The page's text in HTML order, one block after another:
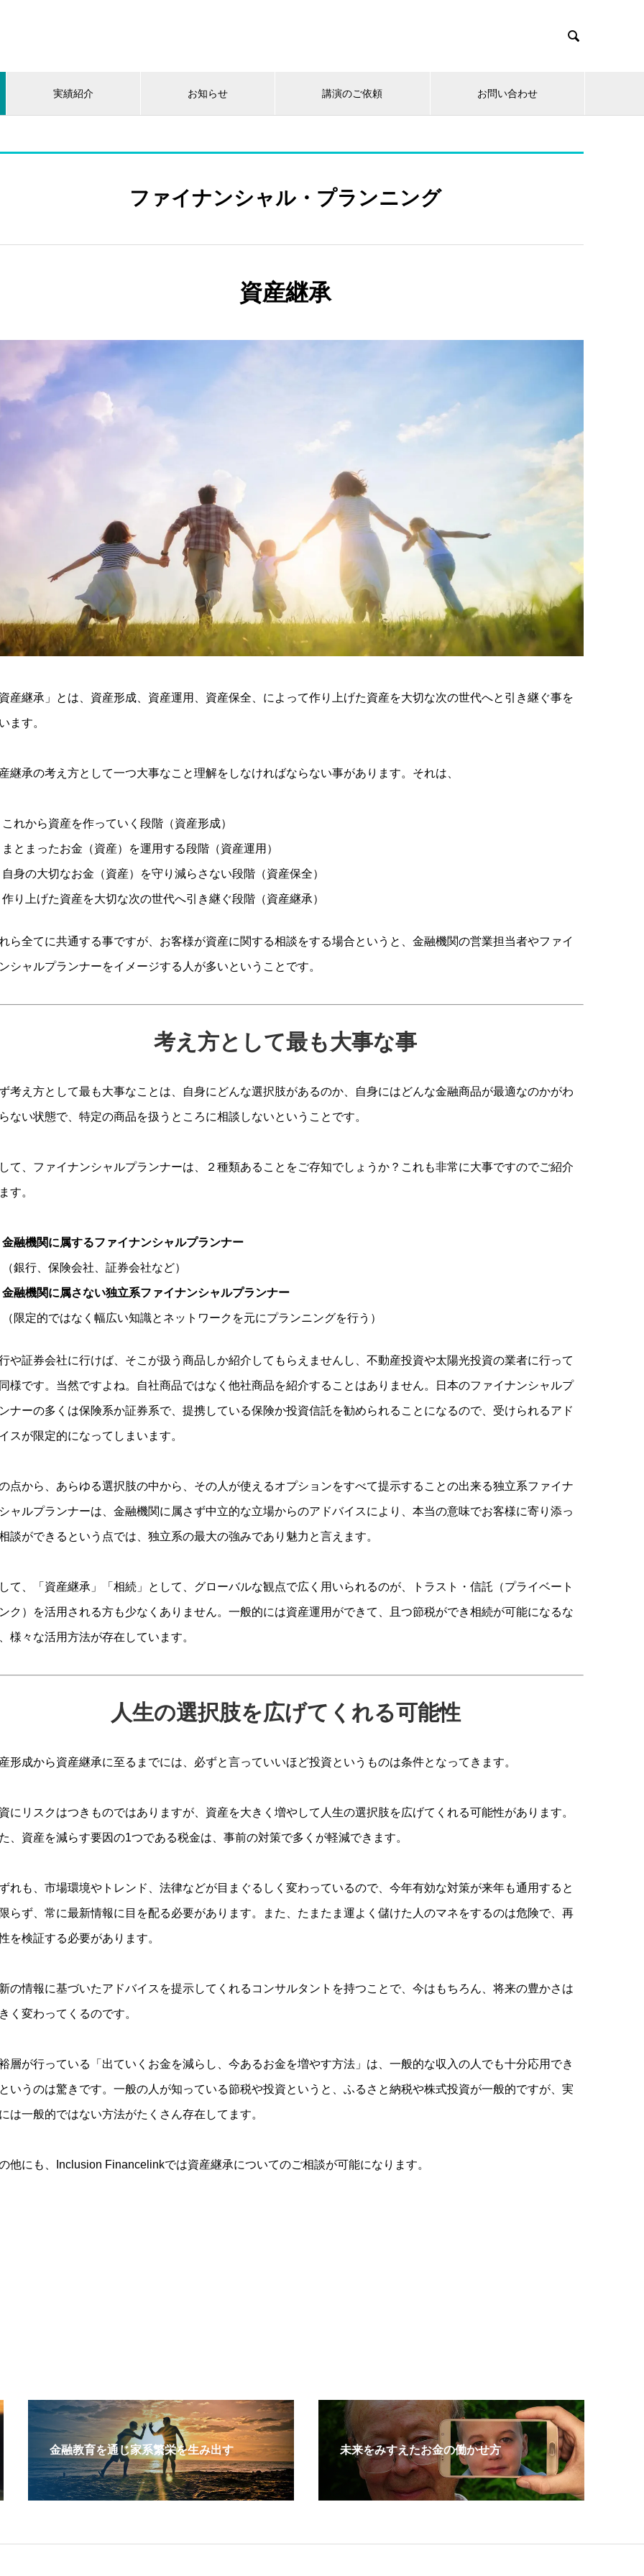

実績紹介 お知らせ 講演のご依頼 お問い合わせ
ファイナンシャル・プランニング
資産継承
資産継承」とは、資産形成、資産運用、資産保全、によって作り上げた資産を大切な次の世代へと引き継ぐ事を
ます。
継承の考え方として一つ大事なこと理解をしなければならない事があります。それは、
これから資産を作っていく段階（資産形成）
まとまったお金（資産）を運用する段階（資産運用）
自身の大切なお金（資産）を守り減らさない段階（資産保全）
作り上げた資産を大切な次の世代へ引き継ぐ段階（資産継承）
ら全てに共通する事ですが、お客様が資産に関する相談をする場合というと、金融機関の営業担当者やファイ
シャルプランナーをイメージする人が多いということです。
考え方として最も大事な事
考え方として最も大事なことは、自身にどんな選択肢があるのか、自身にはどんな金融商品が最適なのかがわ
ない状態で、特定の商品を扱うところに相談しないということです。
て、ファイナンシャルプランナーは、２種類あることをご存知でしょうか？これも非常に大事ですのでご紹介
す。
金融機関に属するファイナンシャルプランナー
（銀行、保険会社、証券会社など）
金融機関に属さない独立系ファイナンシャルプランナー
（限定的ではなく幅広い知識とネットワークを元にプランニングを行う）
や証券会社に行けば、そこが扱う商品しか紹介してもらえませんし、不動産投資や太陽光投資の業者に行って
様です。当然ですよね。自社商品ではなく他社商品を紹介することはありません。日本のファイナンシャルプ
ナーの多くは保険系か証券系で、提携している保険か投資信託を勧められることになるので、受けられるアド
スが限定的になってしまいます。
点から、あらゆる選択肢の中から、その人が使えるオプションをすべて提示することの出来る独立系ファイナ
ャルプランナーは、金融機関に属さず中立的な立場からのアドバイスにより、本当の意味でお客様に寄り添っ
談ができるという点では、独立系の最大の強みであり魅力と言えます。
て、「資産継承」「相続」として、グローバルな観点で広く用いられるのが、トラスト・信託（プライベート
ク）を活用される方も少なくありません。一般的には資産運用ができて、且つ節税ができ相続が可能になるな
様々な活用方法が存在しています。
人生の選択肢を広げてくれる可能性
形成から資産継承に至るまでには、必ずと言っていいほど投資というものは条件となってきます。
にリスクはつきものではありますが、資産を大きく増やして人生の選択肢を広げてくれる可能性があります。
、資産を減らす要因の1つである税金は、事前の対策で多くが軽減できます。
れも、市場環境やトレンド、法律などが目まぐるしく変わっているので、今年有効な対策が来年も通用すると
らず、常に最新情報に目を配る必要があります。また、たまたま運よく儲けた人のマネをするのは危険で、再
を検証する必要があります。
の情報に基づいたアドバイスを提示してくれるコンサルタントを持つことで、今はもちろん、将来の豊かさは
く変わってくるのです。
層が行っている「出ていくお金を減らし、今あるお金を増やす方法」は、一般的な収入の人でも十分応用でき
いうのは驚きです。一般の人が知っている節税や投資というと、ふるさと納税や株式投資が一般的ですが、実
は一般的ではない方法がたくさん存在してます。
他にも、Inclusion Financelinkでは資産継承についてのご相談が可能になります。
金融教育を通じ家系繁栄を生み出す 未来をみすえたお金の働かせ方